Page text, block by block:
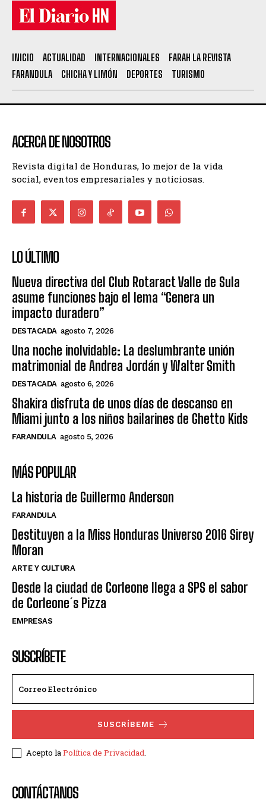
INICIO ACTUALIDAD INTERNACIONALES
FARAH LA REVISTA
FARANDULA
CHICHA Y LIMÓN DEPORTES TURISMO
ACERCA DE NOSOTROS
Revista digital de Honduras, lo mejor de la vida
social, eventos empresariales y noticiosas.
LO ÚLTIMO
Nueva directiva del Club Rotaract Valle de Sula
asume funciones bajo el lema “Genera un
impacto duradero”
DESTACADA agosto 7, 2026
Una noche inolvidable: La deslumbrante unión
matrimonial de Andrea Jordán y Walter Smith
DESTACADA agosto 6, 2026
Shakira disfruta de unos días de descanso en
Miami junto a los niños bailarines de Ghetto Kids
FARANDULA agosto 5, 2026
MÁS POPULAR
La historia de Guillermo Anderson
FARANDULA
Destituyen a la Miss Honduras Universo 2016 Sirey
Moran
ARTE Y CULTURA
Desde la ciudad de Corleone llega a SPS el sabor
de Corleone´s Pizza
EMPRESAS
SUSCRÍBETE
SUSCRÍBEME
Acepto laPolítica de Privacidad.
CONTÁCTANOS